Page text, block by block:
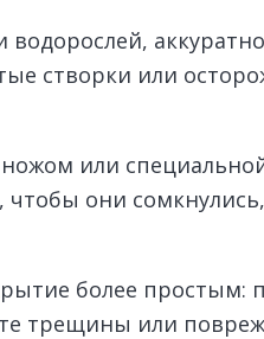
створки или
или
чтобы они
более простым:
трещины или